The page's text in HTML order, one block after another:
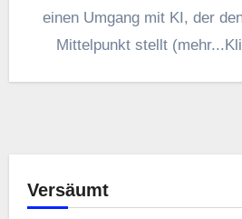
einen Umgang mit KI, der
Mittelpunkt stellt
Versäumt